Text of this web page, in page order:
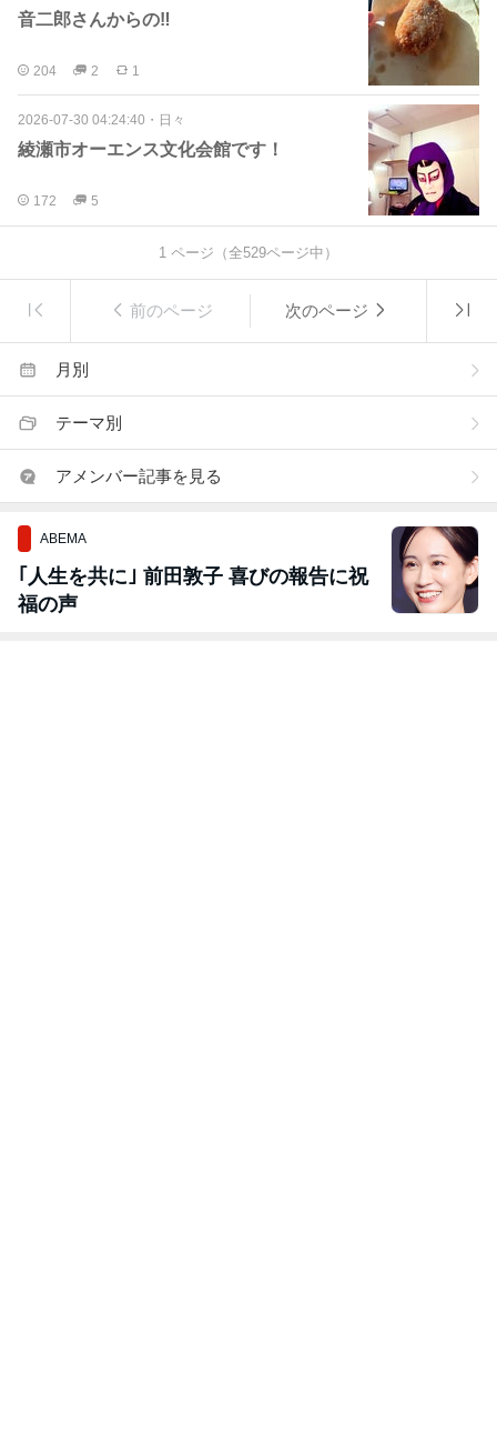
音二郎さんからの‼️
204 2 1
2026-07-30 04:24:40 ・ 日々
綾瀬市オーエンス文化会館です！
172 5
1 ページ（全529ページ中）
前のページ 次のページ
月別
テーマ別
アメンバー記事を見る
ABEMA
｢人生を共に｣ 前田敦子 喜びの報告に祝
福の声